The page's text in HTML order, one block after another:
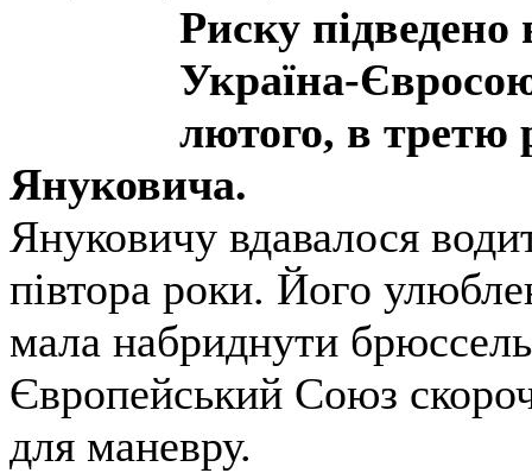
Риску підведено
Україна-
лютого, в третю
Януковича.
Януковичу вдавалося
півтора роки. Його
мала набриднути
Європейський Союз
для маневру.